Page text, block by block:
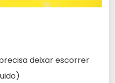
deixar escorrer